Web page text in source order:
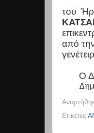
του
από
Ο
Ετικέτες